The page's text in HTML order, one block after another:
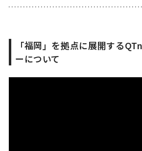
「福岡」を拠点に展開する
ーについて